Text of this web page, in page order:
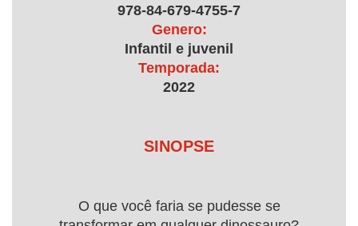
978-84-679-4755-7
Genero:
Infantil e juvenil
Temporada:
2022
SINOPSE
O que você faria se pudesse se